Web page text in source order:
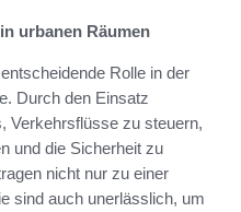
urbanen Räumen
Rolle in der
Durch den Einsatz
Verkehrsflüsse zu steuern,
und die Sicherheit zu
nicht nur zu einer
sind auch unerlässlich, um